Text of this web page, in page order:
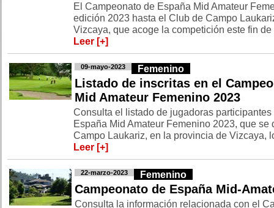
El Campeonato de España Mid Amateur
edición 2023 hasta el Club de Campo
Vizcaya, que acoge la competición este fin de
Leer [+]
09-mayo-2023 Femenino
Listado de inscritas en el
Mid Amateur Femenino 2023
Consulta el listado de jugadoras
España Mid Amateur Femenino 2023, que se
Campo Laukariz, en la provincia de Vizcaya,
Leer [+]
22-marzo-2023 Femenino
Campeonato de España Mid-
Consulta la información relacionada con el